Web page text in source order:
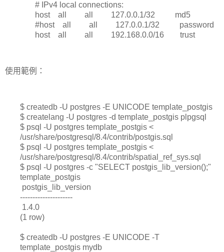
# IPv4 local connections:
host all all 127.0.0.1/32 md5
#host all all 127.0.0.1/32 password
host all all 192.168.0.0/16 trust
使用範例：
$ createdb -U postgres -E UNICODE template_postgis
$ createlang -U postgres -d template_postgis plpgsql
$ psql -U postgres template_postgis <
/usr/share/postgresql/8.4/contrib/postgis.sql
$ psql -U postgres template_postgis <
/usr/share/postgresql/8.4/contrib/spatial_ref_sys.sql
$ psql -U postgres -c "SELECT postgis_lib_version();"
template_postgis
postgis_lib_version
---------------------
1.4.0
(1 row)
$ createdb -U postgres -E UNICODE -T
template_postgis mydb